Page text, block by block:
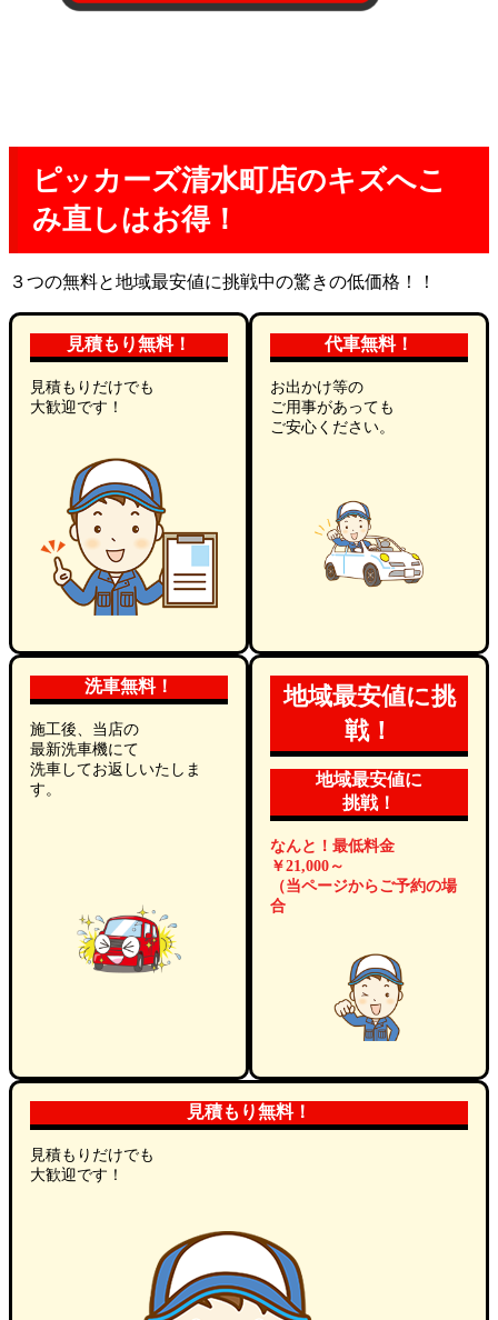
ピッカーズ清水町店のキズへこ
み直しはお得！
３つの無料と地域最安値に挑戦中の驚きの低価格！！
見積もり無料！
見積もりだけでも
大歓迎です！
代車無料！
お出かけ等の
ご用事があっても
ご安心ください。
洗車無料！
施工後、当店の
最新洗車機にて
洗車してお返しいたしま
す。
地域最安値に挑
戦！
地域最安値に
挑戦！
なんと！最低料金
￥21,000～
（当ページからご予約の場
合
見積もり無料！
見積もりだけでも
大歓迎です！